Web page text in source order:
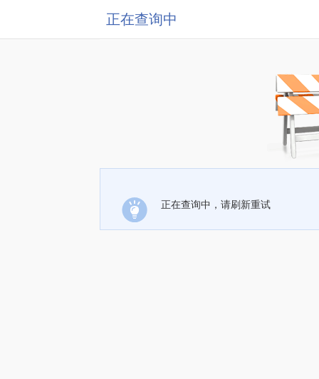
正在查询中
正在查询中，请刷新重试